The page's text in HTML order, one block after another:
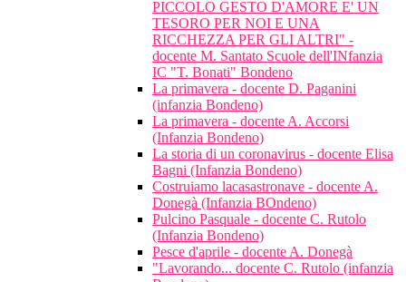
PICCOLO GESTO D'AMORE E' UN
TESORO PER NOI E UNA
RICCHEZZA PER GLI ALTRI" -
docente M. Santato Scuole dell'INfanzia
IC "T. Bonati" Bondeno
La primavera - docente D. Paganini
(infanzia Bondeno)
La primavera - docente A. Accorsi
(Infanzia Bondeno)
La storia di un coronavirus - docente Elisa
Bagni (Infanzia Bondeno)
Costruiamo lacasastronave - docente A.
Donegà (Infanzia BOndeno)
Pulcino Pasquale - docente C. Rutolo
(Infanzia Bondeno)
Pesce d'aprile - docente A. Donegà
"Lavorando... docente C. Rutolo (infanzia